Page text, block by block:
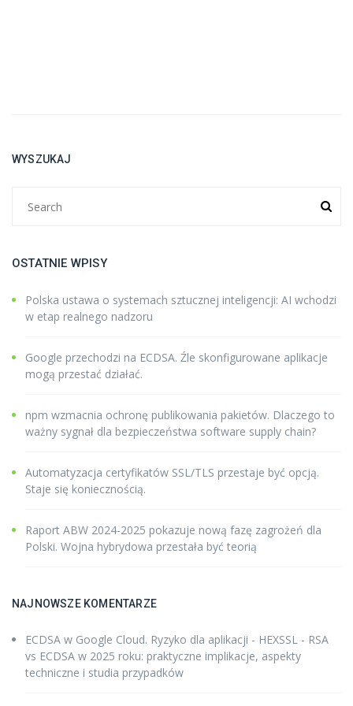
WYSZUKAJ
OSTATNIE WPISY
Polska ustawa o systemach sztucznej inteligencji: AI wchodzi
w etap realnego nadzoru
Google przechodzi na ECDSA. Źle skonfigurowane aplikacje
mogą przestać działać.
npm wzmacnia ochronę publikowania pakietów. Dlaczego to
ważny sygnał dla bezpieczeństwa software supply chain?
Automatyzacja certyfikatów SSL/TLS przestaje być opcją.
Staje się koniecznością.
Raport ABW 2024-2025 pokazuje nową fazę zagrożeń dla
Polski. Wojna hybrydowa przestała być teorią
NAJNOWSZE KOMENTARZE
ECDSA w Google Cloud. Ryzyko dla aplikacji - HEXSSL - RSA
vs ECDSA w 2025 roku: praktyczne implikacje, aspekty
techniczne i studia przypadków